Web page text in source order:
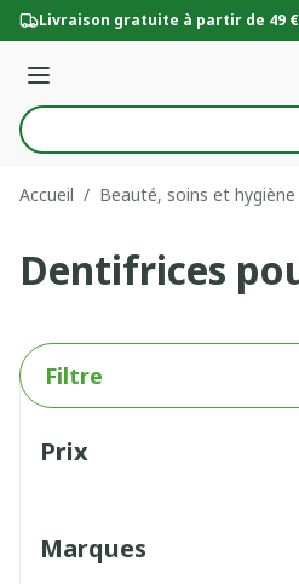
Aller au contenu
Livraison gratuite à partir de 49 €
Menu
Rechercher
Accueil / Beauté, soins et hygiène
Dentifrices
Filtre
Prix
Marques